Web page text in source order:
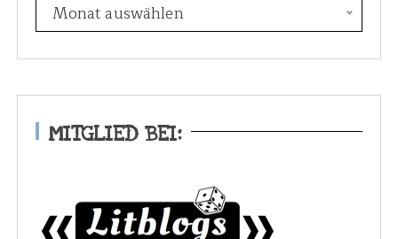
s
w
r
e
i
Monat auswählen
MITGLIED BEI: